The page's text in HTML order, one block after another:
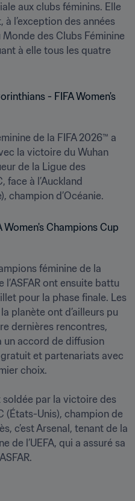
aux clubs féminins. Elle
l’exception des années
des Clubs Féminine
à elle tous les quatre
de la FIFA 2026™ a
la victoire du Wuhan
de la Ligue des
face à l’Auckland
champion d’Océanie.
féminine de la
l’ASFAR ont ensuite battu
pour la phase finale. Les
planète ont d’ailleurs pu
dernières rencontres,
un accord de diffusion
et partenariats avec
choix.
soldée par la victoire des
(États-Unis), champion de
c’est Arsenal, tenant de la
de l’UEFA, qui a assuré sa